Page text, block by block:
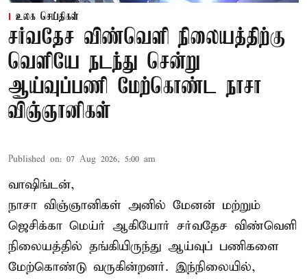
உலக செய்திகள்
சர்வதேச விண்வெளி நிலையத்திற்கு
வெளியே நடந்து சென்று
ஆய்வுப்பணி மேற்கொண்ட நாசா
விஞ்ஞானிகள்
Published on: 07 Aug 2026, 5:00 am
வாஷிங்டன்,
நாசா விஞ்ஞானிகள் அனில் மேனன் மற்றும்
ஜெசிக்கா மெய்ர் ஆகியோர் சர்வதேச விண்வெளி
நிலையத்தில் தங்கியிருந்து ஆய்வுப் பணிகளை
மேற்கொண்டு வருகின்றனர். இந்நிலையில்,